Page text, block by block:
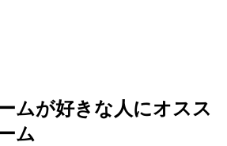
ムが好きな人にオスス
ム